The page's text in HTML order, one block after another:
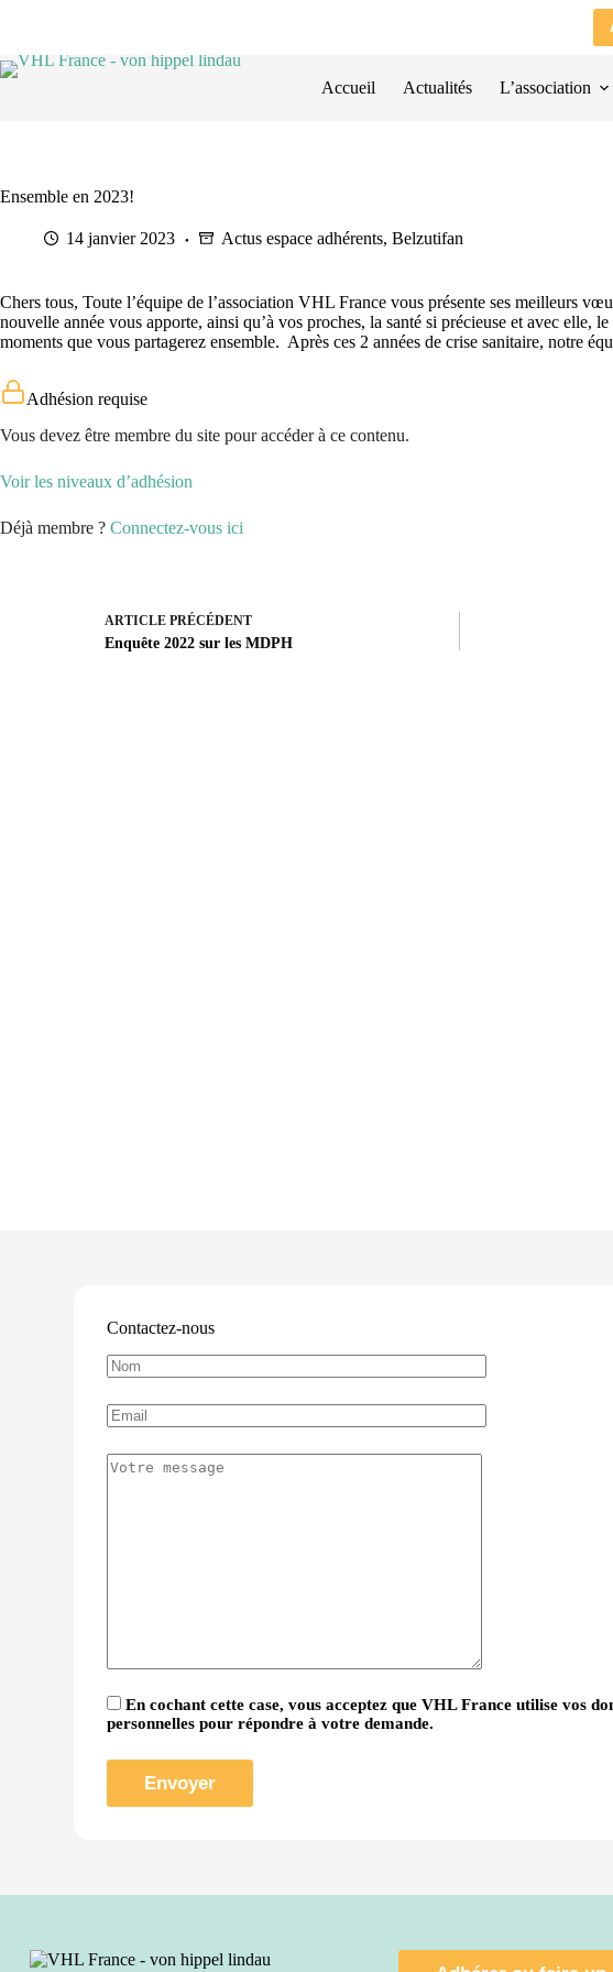
Accueil Actualités L’association
Ensemble en 2023!
14 janvier 2023 Actus espace adhérents, Belzutifan
Chers tous, Toute l’équipe de l’association VHL France vous présente ses meilleurs
nouvelle année vous apporte, ainsi qu’à vos proches, la santé si précieuse et avec elle,
moments que vous partagerez ensemble. Après ces 2 années de crise sanitaire, notre
Adhésion requise
Vous devez être membre du site pour accéder à ce contenu.
Voir les niveaux d’adhésion
Déjà membre ? Connectez-vous ici
ARTICLE PRÉCÉDENT
Enquête 2022 sur les MDPH
Contactez-nous
En cochant cette case, vous acceptez que VHL France utilise vos
personnelles pour répondre à votre demande.